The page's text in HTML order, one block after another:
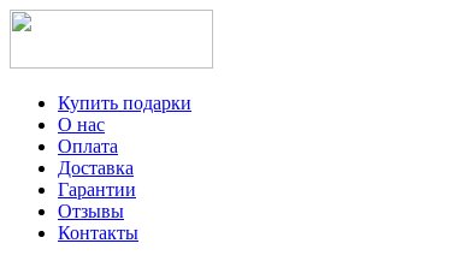
Купить подарки
О нас
Оплата
Доставка
Гарантии
Отзывы
Контакты